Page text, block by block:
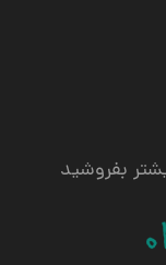
بفروشید